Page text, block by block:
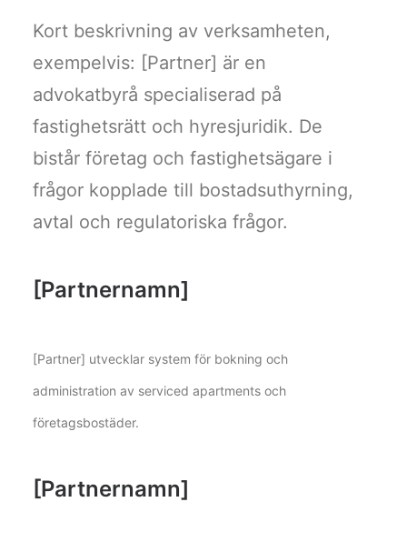
Kort beskrivning av verksamheten,
exempelvis: [Partner] är en
advokatbyrå specialiserad på
fastighetsrätt och hyresjuridik. De
bistår företag och fastighetsägare i
frågor kopplade till bostadsuthyrning,
avtal och regulatoriska frågor.
[Partnernamn]
[Partner] utvecklar system för bokning och
administration av serviced apartments och
företagsbostäder.
[Partnernamn]